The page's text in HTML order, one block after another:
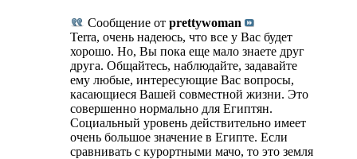
Сообщение от prettywoman
Terra, очень надеюсь, что все у Вас будет
хорошо. Но, Вы пока еще мало знаете друг
друга. Общайтесь, наблюдайте, задавайте
ему любые, интересующие Вас вопросы,
касающиеся Вашей совместной жизни. Это
совершенно нормально для Египтян.
Социальный уровень действительно имеет
очень большое значение в Египте. Если
сравнивать с курортными мачо, то это земля